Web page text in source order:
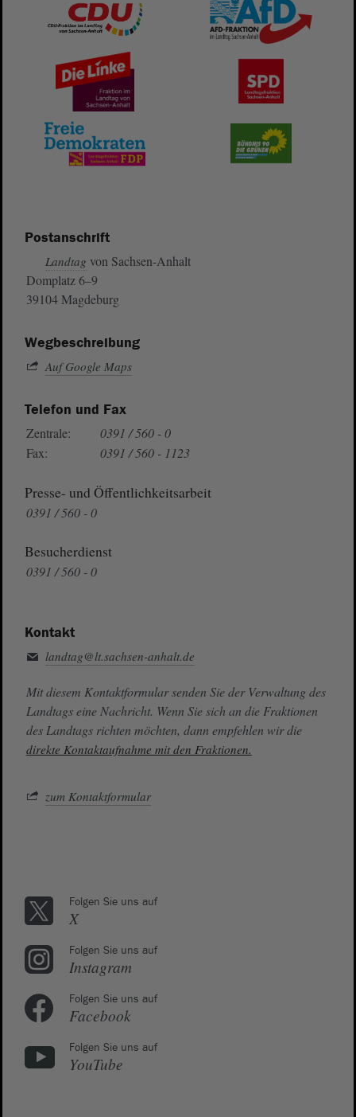
Postanschrift
Landtag von Sachsen-Anhalt
Domplatz 6–9
39104 Magdeburg
Wegbeschreibung
Auf Google Maps
Telefon und Fax
Zentrale:
0391 / 560 - 0
Fax:
0391 / 560 - 1123
Presse- und Öffentlichkeitsarbeit
0391 / 560 - 0
Besucherdienst
0391 / 560 - 0
Kontakt
landtag@lt.sachsen-anhalt.de
Mit diesem Kontaktformular senden Sie der Verwaltung des
Landtags eine Nachricht. Wenn Sie sich an die Fraktionen
des Landtags richten möchten, dann empfehlen wir die
direkte Kontaktaufnahme mit den Fraktionen.
zum Kontaktformular
Folgen Sie uns auf
X
Folgen Sie uns auf
Instagram
Folgen Sie uns auf
Facebook
Folgen Sie uns auf
YouTube